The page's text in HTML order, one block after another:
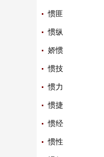
惯匪
惯纵
娇惯
惯技
惯力
惯捷
惯经
惯性